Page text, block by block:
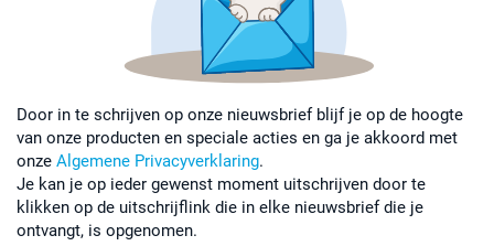
Door in te schrijven op onze nieuwsbrief blijf je op de hoogte
van onze producten en speciale acties en ga je akkoord met
onze Algemene Privacyverklaring.
Je kan je op ieder gewenst moment uitschrijven door te
klikken op de uitschrijflink die in elke nieuwsbrief die je
ontvangt, is opgenomen.